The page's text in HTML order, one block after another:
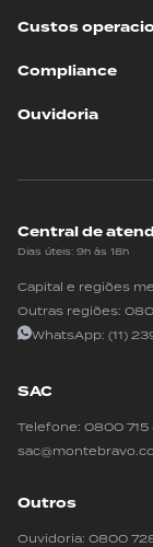
Custos
Compliance
Ouvidoria
Central de
Dias úteis: 9h às 18h
Capital e regiões
Outras regiões:
WhatsApp: (11)
SAC
Telefone: 0800 715
Outros
Ouvidoria: 0800